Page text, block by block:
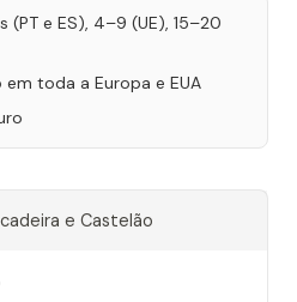
(PT e ES), 4–9 (UE), 15–20
toda a Europa e EUA
e Castelão